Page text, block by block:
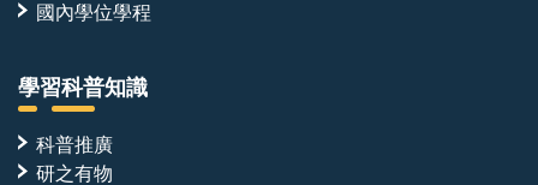
國內學位學程
學習科普知識
科普推廣
研之有物